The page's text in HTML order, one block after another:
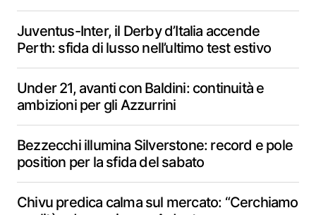
Juventus-Inter, il Derby d’Italia accende
Perth: sfida di lusso nell’ultimo test estivo
Under 21, avanti con Baldini: continuità e
ambizioni per gli Azzurrini
Bezzecchi illumina Silverstone: record e pole
position per la sfida del sabato
Chivu predica calma sul mercato: “Cerchiamo